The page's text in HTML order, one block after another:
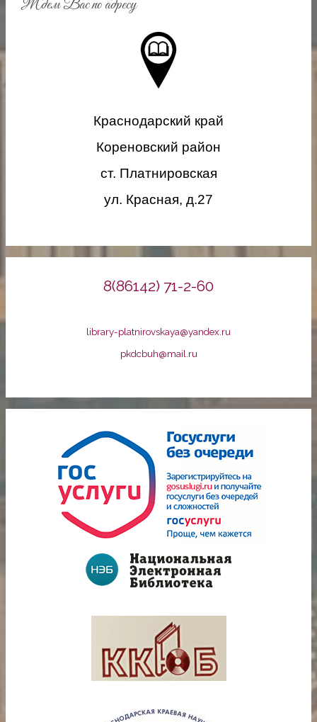
Ждем Вас по адресу
Краснодарский край
Кореновский район
ст. Платнировская
ул. Красная, д.27
8(86142) 71-2-60
library-platnirovskaya@yandex.ru
pkdcbuh@mail.ru